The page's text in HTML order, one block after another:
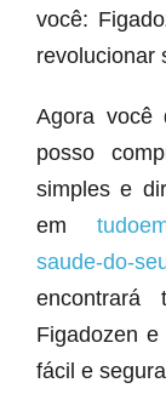
você:
revolucionar
Agora você
posso
simples e
em
saude-do-
Figadozen
fácil e